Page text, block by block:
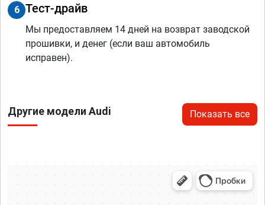
6 Тест-драйв
Мы предоставляем 14 дней на возврат заводской
прошивки, и денег (если ваш автомобиль
исправен).
Другие модели Audi Показать все